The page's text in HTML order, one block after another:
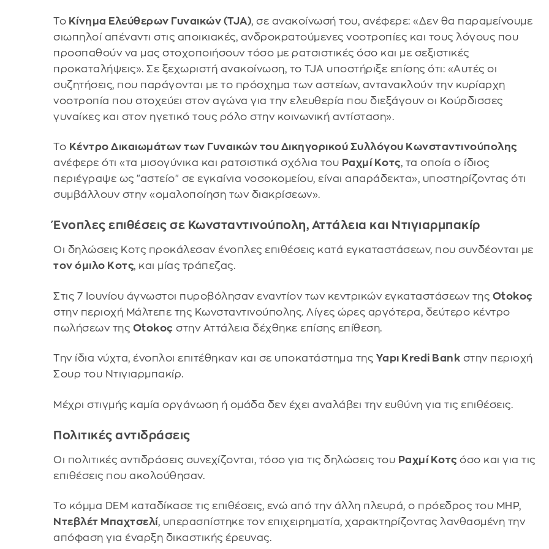
Το Κίνημα Ελεύθερων Γυναικών (TJA), σε ανακοίνωσή του, ανέφερε: «Δεν θα παραμείνουμε
σιωπηλοί απέναντι στις αποικιακές, ανδροκρατούμενες νοοτροπίες και τους λόγους που
προσπαθούν να μας στοχοποιήσουν τόσο με ρατσιστικές όσο και με σεξιστικές
προκαταλήψεις». Σε ξεχωριστή ανακοίνωση, το TJA υποστήριξε επίσης ότι: «Αυτές οι
συζητήσεις, που παράγονται με το πρόσχημα των αστείων, αντανακλούν την κυρίαρχη
νοοτροπία που στοχεύει στον αγώνα για την ελευθερία που διεξάγουν οι Κούρδισσες
γυναίκες και στον ηγετικό τους ρόλο στην κοινωνική αντίσταση».
Το Κέντρο Δικαιωμάτων των Γυναικών του Δικηγορικού Συλλόγου Κωνσταντινούπολης
ανέφερε ότι «τα μισογύνικα και ρατσιστικά σχόλια του Ραχμί Κοτς, τα οποία ο ίδιος
περιέγραψε ως "αστείο" σε εγκαίνια νοσοκομείου, είναι απαράδεκτα», υποστηρίζοντας ότι
συμβάλλουν στην «ομαλοποίηση των διακρίσεων».
Ένοπλες επιθέσεις σε Κωνσταντινούπολη, Αττάλεια και Ντιγιαρμπακίρ
Οι δηλώσεις Κοτς προκάλεσαν ένοπλες επιθέσεις κατά εγκαταστάσεων, που συνδέονται με
τον όμιλο Κοτς, και μίας τράπεζας.
Στις 7 Ιουνίου άγνωστοι πυροβόλησαν εναντίον των κεντρικών εγκαταστάσεων της Otokoç
στην περιοχή Μάλτεπε της Κωνσταντινούπολης. Λίγες ώρες αργότερα, δεύτερο κέντρο
πωλήσεων της Otokoç στην Αττάλεια δέχθηκε επίσης επίθεση.
Την ίδια νύχτα, ένοπλοι επιτέθηκαν και σε υποκατάστημα της Yapı Kredi Bank στην περιοχή
Σουρ του Ντιγιαρμπακίρ.
Μέχρι στιγμής καμία οργάνωση ή ομάδα δεν έχει αναλάβει την ευθύνη για τις επιθέσεις.
Πολιτικές αντιδράσεις
Οι πολιτικές αντιδράσεις συνεχίζονται, τόσο για τις δηλώσεις του Ραχμί Κοτς όσο και για τις
επιθέσεις που ακολούθησαν.
Το κόμμα DEM καταδίκασε τις επιθέσεις, ενώ από την άλλη πλευρά, ο πρόεδρος του MHP,
Ντεβλέτ Μπαχτσελί, υπερασπίστηκε τον επιχειρηματία, χαρακτηρίζοντας λανθασμένη την
απόφαση για έναρξη δικαστικής έρευνας.